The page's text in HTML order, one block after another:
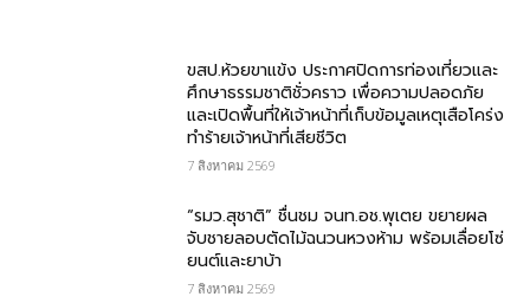
ขสป.ห้วยขาแข้ง ประกาศปิดการท่องเที่ยวและ
ศึกษาธรรมชาติชั่วคราว เพื่อความปลอดภัย
และเปิดพื้นที่ให้เจ้าหน้าที่เก็บข้อมูลเหตุเสือโคร่ง
ทำร้ายเจ้าหน้าที่เสียชีวิต
7 สิงหาคม 2569
“รมว.สุชาติ” ชื่นชม​ จนท.อช.พุเตย​ ขยายผล
จับชายลอบตัดไม้ฉนวนหวงห้าม พร้อมเลื่อยโซ่
ยนต์และยาบ้า
7 สิงหาคม 2569